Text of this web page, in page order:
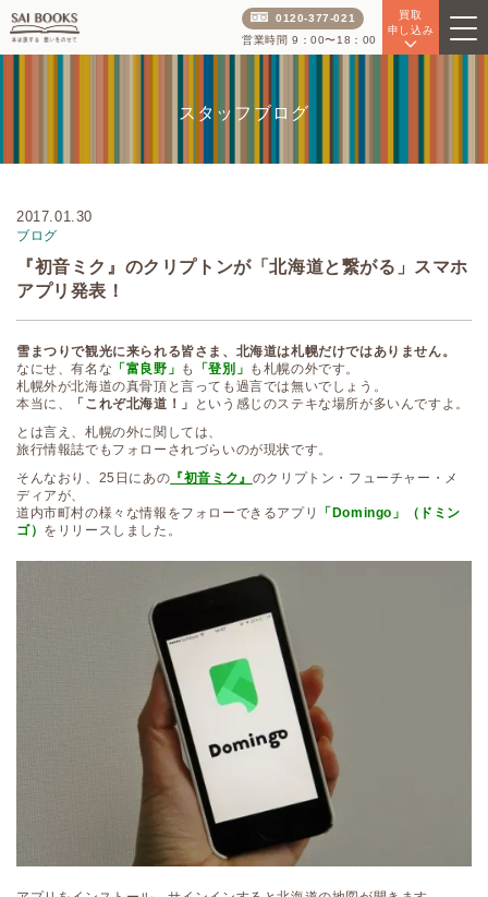
買取
申し込み
0120-377-021
営業時間 9：00〜18：00
スタッフブログ
2017.01.30
ブログ
『初音ミク』のクリプトンが「北海道と繋がる」スマホ
アプリ発表！
雪まつりで観光に来られる皆さま、北海道は札幌だけではありません。
なにせ、有名な 「富良野」 も 「登別」 も札幌の外です。
札幌外が北海道の真骨頂と言っても過言では無いでしょう。
本当に、
「これぞ北海道！」
という感じのステキな場所が多いんですよ。
とは言え、札幌の外に関しては、
旅行情報誌でもフォローされづらいのが現状です。
そんなおり、25日にあの 『初音ミク』 のクリプトン・フューチャー・メ
ディアが、
道内市町村の様々な情報をフォローできるアプリ
「Domingo」（ドミン
ゴ） をリリースしました。